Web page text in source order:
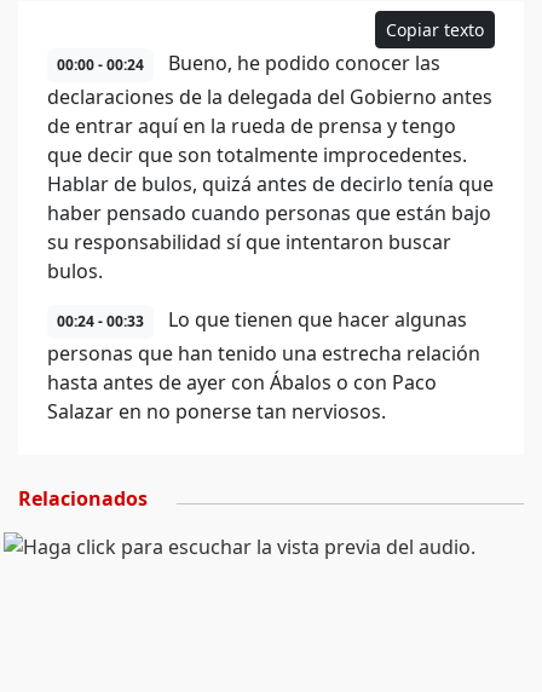
Copiar texto
00:00 - 00:24
Bueno, he podido conocer las
declaraciones de la delegada del Gobierno antes
de entrar aquí en la rueda de prensa y tengo
que decir que son totalmente improcedentes.
Hablar de bulos, quizá antes de decirlo tenía que
haber pensado cuando personas que están bajo
su responsabilidad sí que intentaron buscar
bulos.
00:24 - 00:33
Lo que tienen que hacer algunas
personas que han tenido una estrecha relación
hasta antes de ayer con Ábalos o con Paco
Salazar en no ponerse tan nerviosos.
Relacionados